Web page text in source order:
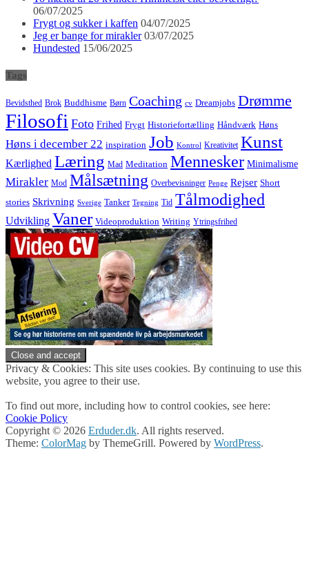
06/07/2025
Frygt og sukker i kaffen 04/07/2025
Jeg er bange for mirakler 03/07/2025
Hundested 15/06/2025
Tags
Bevidsthed Brok Buddhisme Børn Coaching cv Dreamjobs Drømme
Filosofi Foto Frihed Frygt Historiefortælling Håndværk Høns
Høns i december 22 inspiration Job Kontrol Kreativitet Kunst
Kærlighed Læring Mad Meditation Mennesker Minimalisme
Mirakler Mod Målsætning Overbevisninger Penge Rejser Short
stories Skrivning Sverige Tanker Tegning Tid Tålmodighed
Udvikling Vaner Videoproduktion Writing Ytringsfrihed
Privacy & Cookies: This site uses cookies. By continuing to use this
website, you agree to their use.
To find out more, including how to control cookies, see here:
Cookie Policy
Copyright © 2026 Erduder.dk. All rights reserved.
Theme: ColorMag by ThemeGrill. Powered by WordPress.